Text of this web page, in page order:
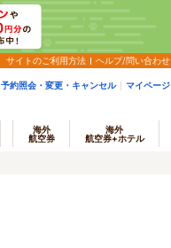
サイトのご利用方法 ヘルプ/問い合わせ
予約照会・変更・キャンセル マイページ
海外
航空券
海外
航空券+ホテル